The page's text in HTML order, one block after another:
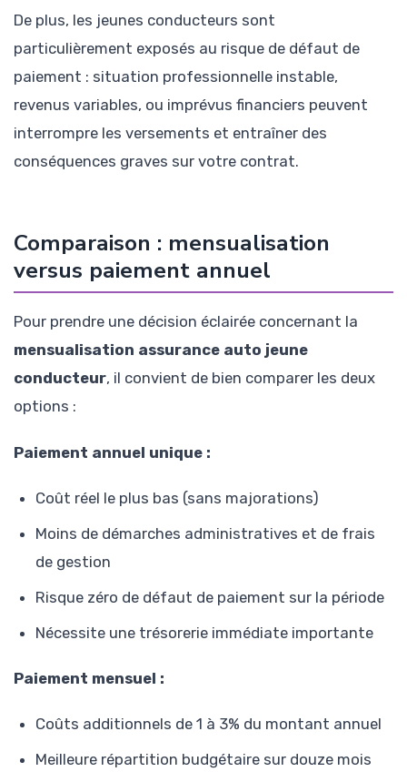
De plus, les jeunes conducteurs sont
particulièrement exposés au risque de défaut de
paiement : situation professionnelle instable,
revenus variables, ou imprévus financiers peuvent
interrompre les versements et entraîner des
conséquences graves sur votre contrat.
Comparaison : mensualisation
versus paiement annuel
Pour prendre une décision éclairée concernant la
mensualisation assurance auto jeune
conducteur, il convient de bien comparer les deux
options :
Paiement annuel unique :
Coût réel le plus bas (sans majorations)
Moins de démarches administratives et de frais
de gestion
Risque zéro de défaut de paiement sur la période
Nécessite une trésorerie immédiate importante
Paiement mensuel :
Coûts additionnels de 1 à 3% du montant annuel
Meilleure répartition budgétaire sur douze mois